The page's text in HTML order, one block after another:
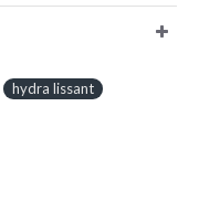
hydra lissant